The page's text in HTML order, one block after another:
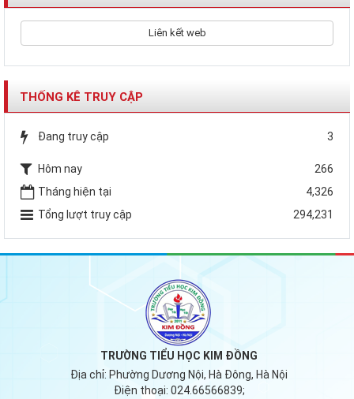
Liên kết web
THỐNG KÊ TRUY CẬP
Đang truy cập 3
Hôm nay
266
Tháng hiện tại
4,326
Tổng lượt truy cập
294,231
TRƯỜNG TIỂU HỌC KIM ĐỒNG
Địa chỉ: Phường Dương Nội, Hà Đông, Hà Nội
Điện thoại: 024.66566839;